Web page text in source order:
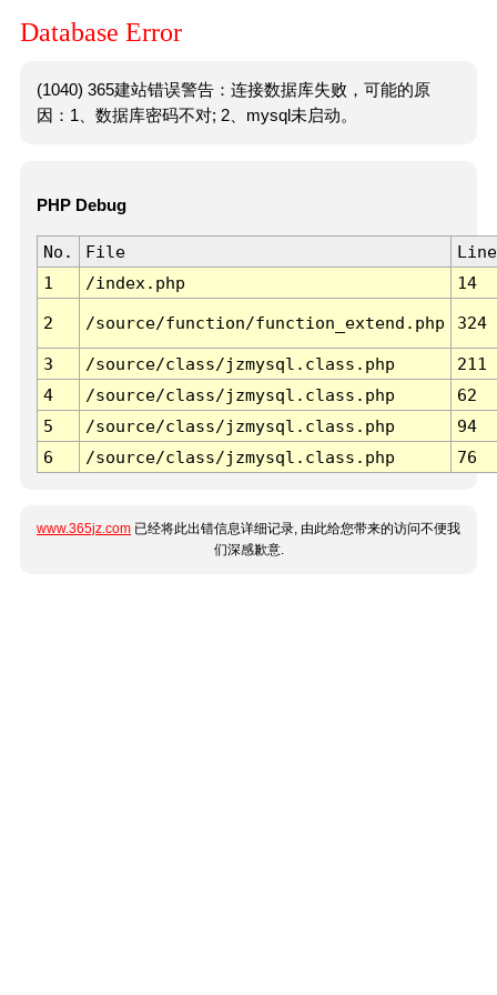
Database Error
(1040) 365建站错误警告：连接数据库失败，可能的原
因：1、数据库密码不对; 2、mysql未启动。
PHP Debug
No. File
Line
1
/index.php 14
2 /source/function/function_extend.php 324
3 /source/class/jzmysql.class.php
211
4
/source/class/jzmysql.class.php
62
5
/source/class/jzmysql.class.php
94
6
/source/class/jzmysql.class.php 76
www.365jz.com 已经将此出错信息详细记录, 由此给您带来的访问不便我
们深感歉意.